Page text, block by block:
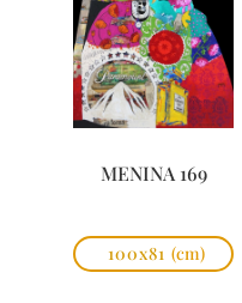
MENINA 169
100x81 (cm)